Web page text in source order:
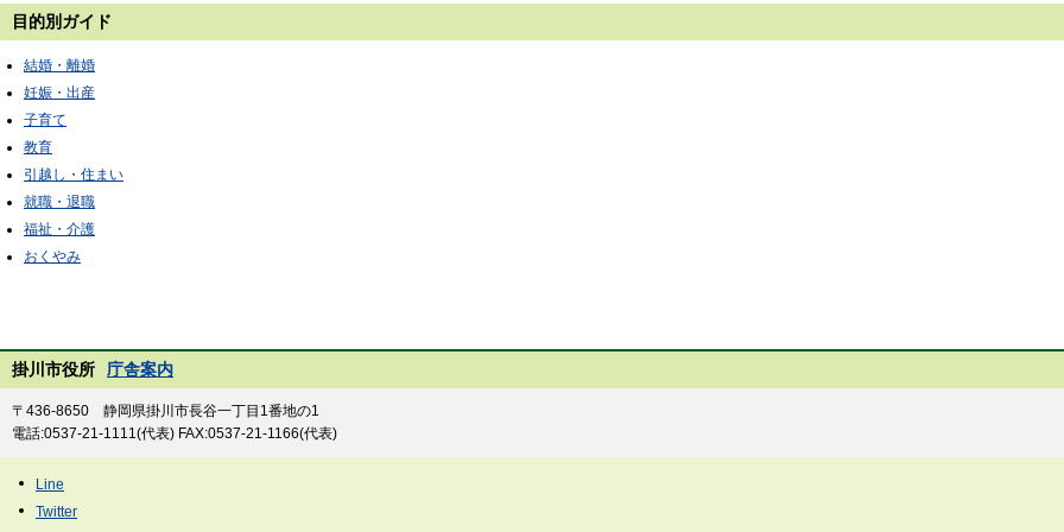
目的別ガイド
結婚・離婚
妊娠・出産
子育て
教育
引越し・住まい
就職・退職
福祉・介護
おくやみ
掛川市役所 庁舎案内
〒436-8650 静岡県掛川市長谷一丁目1番地の1
電話:0537-21-1111(代表) FAX:0537-21-1166(代表)